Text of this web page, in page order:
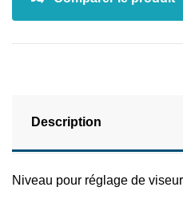
Description
Niveau pour réglage de